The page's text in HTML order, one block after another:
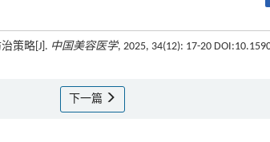
策略[J]. 中国美容医学, 2025, 34(12): 17-20
下一篇